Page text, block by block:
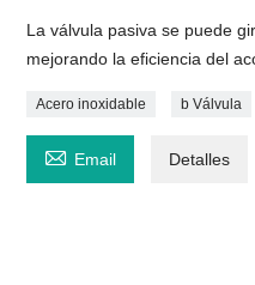
La válvula pasiva se puede
mejorando la eficiencia del
Acero inoxidable b Válvula
 Email Detalles